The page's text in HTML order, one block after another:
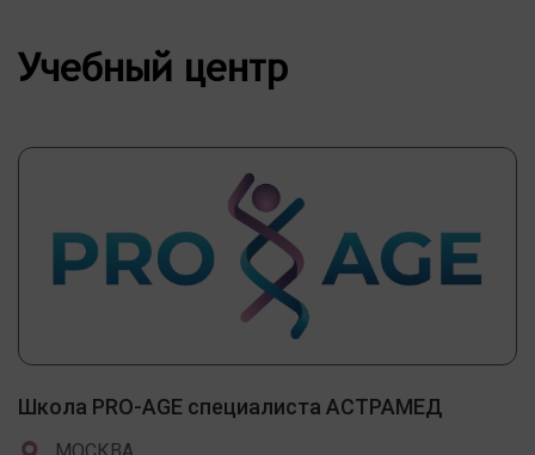
Учебный центр
Школа PRO-AGE специалиста АСТРАМЕД
МОСКВА